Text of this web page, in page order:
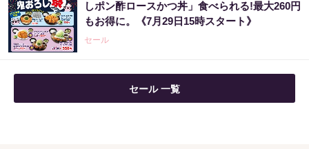
しポン酢ロースかつ丼」食べられる!最大260円
もお得に。《7月29日15時スタート》
セール
セール 一覧